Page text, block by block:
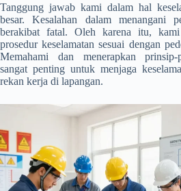
Tanggung jawab kami dalam hal
besar. Kesalahan dalam menangani
berakibat fatal. Oleh karena itu, kami
prosedur keselamatan sesuai dengan
Memahami dan menerapkan prinsip-
sangat penting untuk menjaga
rekan kerja di lapangan.